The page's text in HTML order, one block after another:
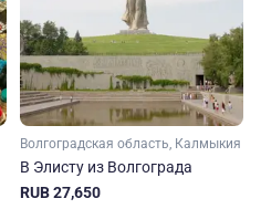
Волгоградская область, Калмыкия
В Элисту из Волгограда
RUB 27,650